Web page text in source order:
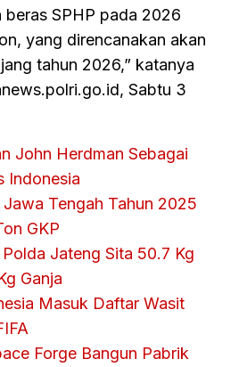
beras SPHP pada 2026
yang direncanakan akan
tahun 2026,” katanya
Sabtu 3
John Herdman Sebagai
Indonesia
Tengah Tahun 2025
GKP
Jateng Sita 50.7 Kg
Ganja
Masuk Daftar Wasit
Forge Bangun Pabrik